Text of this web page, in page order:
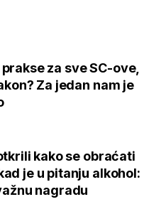
za sve SC-ove,
Za jedan nam je
kako se obraćati
je u pitanju alkohol:
nagradu